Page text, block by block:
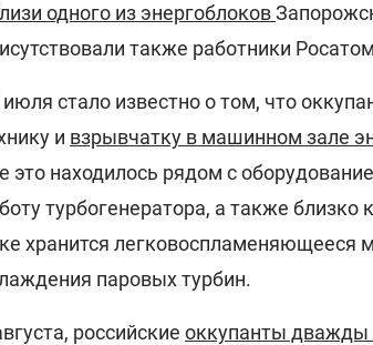
одного из энергоблоков
также работники
июля стало известно о том, что
и взрывчатку в машинном зале
это находилось рядом с
турбогенератора, а также близко
хранится легковоспламеняющееся
паровых турбин.
российские оккупанты дважды